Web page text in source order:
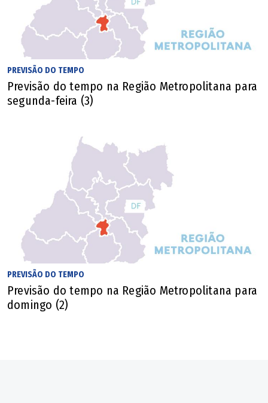
PREVISÃO DO TEMPO
Previsão do tempo na Região Metropolitana para
segunda-feira (3)
PREVISÃO DO TEMPO
Previsão do tempo na Região Metropolitana para
domingo (2)